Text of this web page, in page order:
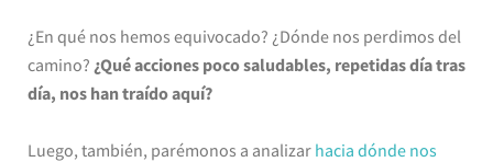
¿En qué nos hemos equivocado? ¿Dónde nos perdimos del
camino? ¿Qué acciones poco saludables, repetidas día tras
día, nos han traído aquí?
Luego, también, parémonos a analizar hacia dónde nos